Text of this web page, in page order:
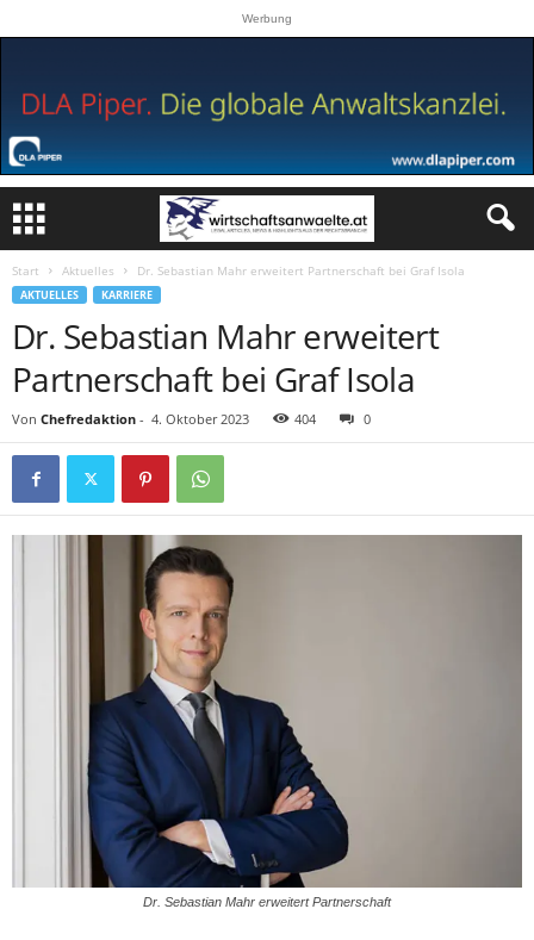
Werbung
Start Aktuelles Dr. Sebastian Mahr erweitert Partnerschaft bei Graf Isola
AKTUELLES KARRIERE
Dr. Sebastian Mahr erweitert
Partnerschaft bei Graf Isola
Von Chefredaktion - 4. Oktober 2023 404 0
Dr. Sebastian Mahr erweitert Partnerschaft